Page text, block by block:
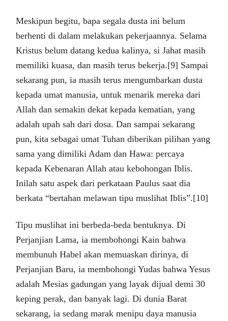
Meskipun begitu, bapa segala dusta ini belum
berhenti di dalam melakukan pekerjaannya. Selama
Kristus belum datang kedua kalinya, si Jahat masih
memiliki kuasa, dan masih terus bekerja.[9] Sampai
sekarang pun, ia masih terus mengumbarkan dusta
kepada umat manusia, untuk menarik mereka dari
Allah dan semakin dekat kepada kematian, yang
adalah upah sah dari dosa. Dan sampai sekarang
pun, kita sebagai umat Tuhan diberikan pilihan yang
sama yang dimiliki Adam dan Hawa: percaya
kepada Kebenaran Allah atau kebohongan Iblis.
Inilah satu aspek dari perkataan Paulus saat dia
berkata “bertahan melawan tipu muslihat Iblis”.[10]
Tipu muslihat ini berbeda-beda bentuknya. Di
Perjanjian Lama, ia membohongi Kain bahwa
membunuh Habel akan memuaskan dirinya, di
Perjanjian Baru, ia membohongi Yudas bahwa Yesus
adalah Mesias gadungan yang layak dijual demi 30
keping perak, dan banyak lagi. Di dunia Barat
sekarang, ia sedang marak menipu daya manusia